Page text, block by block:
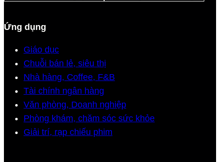
Ứng dụng
Giáo dục
Chuỗi bán lẻ, siêu thị
Nhà hàng, Coffee, F&B
Tài chính ngân hàng
Văn phòng, Doanh nghiệp
Phòng khám, chăm sóc sức khỏe
Giải trí, rạp chiếu phim